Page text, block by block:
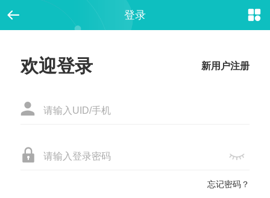
 登录
欢迎登录 新用户注册

 
忘记密码？
